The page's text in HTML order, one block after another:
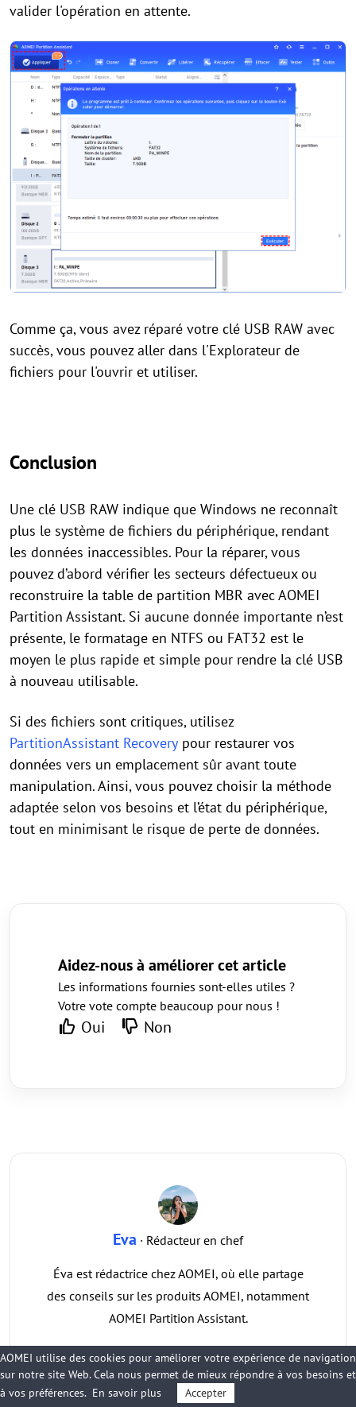
valider l'opération en attente.
Comme ça, vous avez réparé votre clé USB RAW avec
succès, vous pouvez aller dans l'Explorateur de
fichiers pour l'ouvrir et utiliser.
Conclusion
Une clé USB RAW indique que Windows ne reconnaît
plus le système de fichiers du périphérique, rendant
les données inaccessibles. Pour la réparer, vous
pouvez d’abord vérifier les secteurs défectueux ou
reconstruire la table de partition MBR avec AOMEI
Partition Assistant. Si aucune donnée importante n’est
présente, le formatage en NTFS ou FAT32 est le
moyen le plus rapide et simple pour rendre la clé USB
à nouveau utilisable.
Si des fichiers sont critiques, utilisez
PartitionAssistant Recovery pour restaurer vos
données vers un emplacement sûr avant toute
manipulation. Ainsi, vous pouvez choisir la méthode
adaptée selon vos besoins et l’état du périphérique,
tout en minimisant le risque de perte de données.
Aidez-nous à améliorer cet article
Les informations fournies sont-elles utiles ?
Votre vote compte beaucoup pour nous !
Oui Non
Eva · Rédacteur en chef
Éva est rédactrice chez AOMEI, où elle partage
des conseils sur les produits AOMEI, notamment
AOMEI Partition Assistant.
AOMEI utilise des cookies pour améliorer votre expérience de navigation
sur notre site Web. Cela nous permet de mieux répondre à vos besoins et
à vos préférences. En savoir plus Accepter